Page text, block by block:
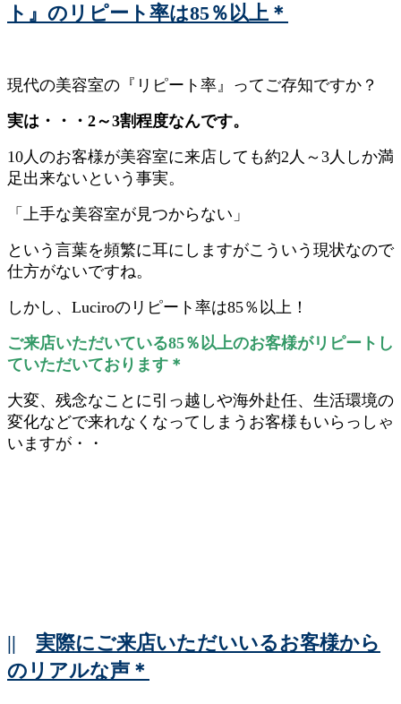
ト』のリピート率は85％以上＊
現代の美容室の『リピート率』ってご存知ですか？
実は・・・2～3割程度なんです。
10人のお客様が美容室に来店しても約2人～3人しか満
足出来ないという事実。
「上手な美容室が見つからない」
という言葉を頻繁に耳にしますがこういう現状なので
仕方がないですね。
しかし、Luciroのリピート率は85％以上！
ご来店いただいている85％以上のお客様がリピートし
ていただいております＊
大変、残念なことに引っ越しや海外赴任、生活環境の
変化などで来れなくなってしまうお客様もいらっしゃ
いますが・・
|| 実際にご来店いただいいるお客様から
のリアルな声＊